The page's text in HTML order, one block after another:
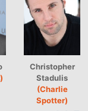
Christopher
Stadulis
(Charlie
Spotter)